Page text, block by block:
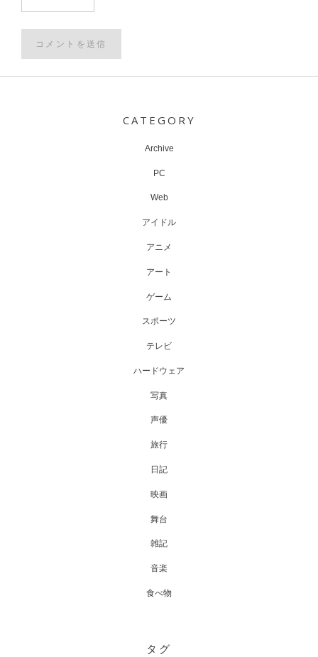
CATEGORY
Archive
PC
Web
アイドル
アニメ
アート
ゲーム
スポーツ
テレビ
ハードウェア
写真
声優
旅行
日記
映画
舞台
雑記
音楽
食べ物
タグ